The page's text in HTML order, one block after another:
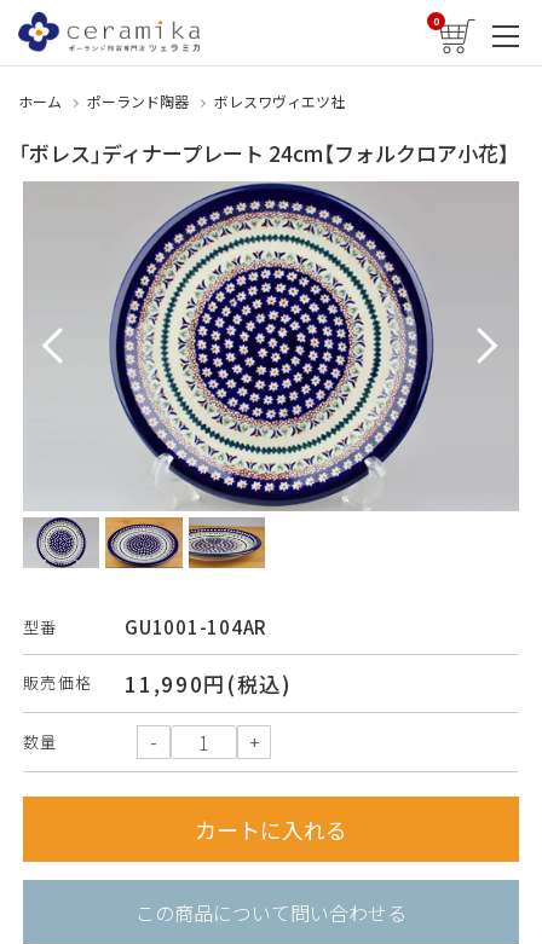
0
ホーム ポーランド陶器 ボレスワヴィエツ社
「ボレス」ディナープレート 24cm【フォルクロア小花】
型番 GU1001-104AR
販売価格 11,990円(税込)
数量
この商品について問い合わせる